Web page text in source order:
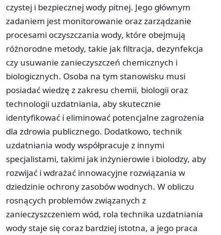
czystej i bezpiecznej wody pitnej. Jego głównym
zadaniem jest monitorowanie oraz zarządzanie
procesami oczyszczania wody, które obejmują
różnorodne metody, takie jak filtracja, dezynfekcja
czy usuwanie zanieczyszczeń chemicznych i
biologicznych. Osoba na tym stanowisku musi
posiadać wiedzę z zakresu chemii, biologii oraz
technologii uzdatniania, aby skutecznie
identyfikować i eliminować potencjalne zagrożenia
dla zdrowia publicznego. Dodatkowo, technik
uzdatniania wody współpracuje z innymi
specjalistami, takimi jak inżynierowie i biolodzy, aby
rozwijać i wdrażać innowacyjne rozwiązania w
dziedzinie ochrony zasobów wodnych. W obliczu
rosnących problemów związanych z
zanieczyszczeniem wód, rola technika uzdatniania
wody staje się coraz bardziej istotna, a jego praca